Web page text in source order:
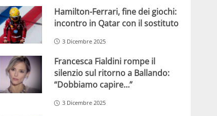
Hamilton-Ferrari, fine dei giochi:
incontro in Qatar con il sostituto
3 Dicembre 2025
Francesca Fialdini rompe il
silenzio sul ritorno a Ballando:
“Dobbiamo capire…”
3 Dicembre 2025